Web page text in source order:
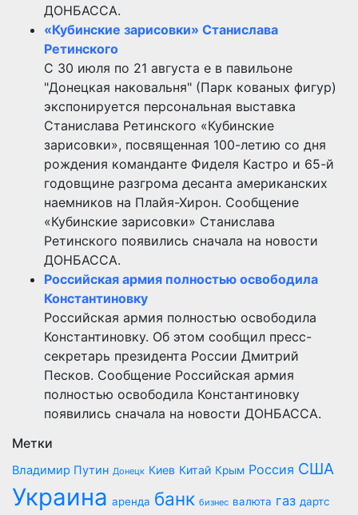
ДОНБАССА.
«Кубинские зарисовки» Станислава
Ретинского
С 30 июля по 21 августа е в павильоне
"Донецкая наковальня" (Парк кованых фигур)
экспонируется персональная выставка
Станислава Ретинского «Кубинские
зарисовки», посвященная 100-летию со дня
рождения команданте Фиделя Кастро и 65-й
годовщине разгрома десанта американских
наемников на Плайя-Хирон. Сообщение
«Кубинские зарисовки» Станислава
Ретинского появились сначала на новости
ДОНБАССА.
Российская армия полностью освободила
Константиновку
Российская армия полностью освободила
Константиновку. Об этом сообщил пресс-
секретарь президента России Дмитрий
Песков. Сообщение Российская армия
полностью освободила Константиновку
появились сначала на новости ДОНБАССА.
Метки
Владимир Путин Донецк Киев Китай Крым Россия США
Украина аренда банк бизнес валюта газ дартс